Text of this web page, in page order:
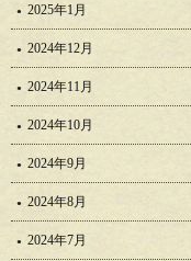
2025年1月
2024年12月
2024年11月
2024年10月
2024年9月
2024年8月
2024年7月